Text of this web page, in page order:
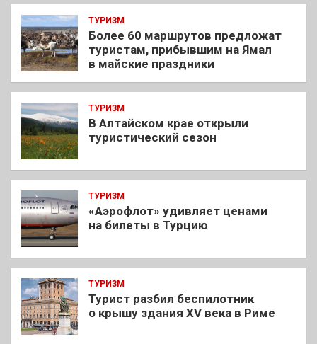
ТУРИЗМ
Более 60 маршрутов предложат
туристам, прибывшим на Ямал
в майские праздники
ТУРИЗМ
В Алтайском крае открыли
туристический сезон
ТУРИЗМ
«Аэрофлот» удивляет ценами
на билеты в Турцию
ТУРИЗМ
Турист разбил беспилотник
о крышу здания XV века в Риме